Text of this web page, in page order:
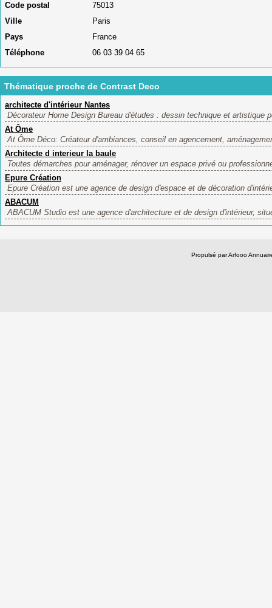
Code postal
75013
Ville
Paris
Pays
France
Téléphone
06 03 39 04 65
Thématique proche de Contrast Deco
architecte d'intérieur Nantes
Décorateur Home Design Bureau d'études : dessin technique et artistique
At Ôme
At Ôme Déco: Créateur d'ambiances, conseil en agencement,
Architecte d interieur la baule
Toutes démarches pour aménager, rénover un espace privé ou
Epure Création
Epure Création est une agence de design d'espace et de décoration
ABACUM
ABACUM Studio est une agence d'architecture et de design d'intérieur,
Propulsé par Arfooo